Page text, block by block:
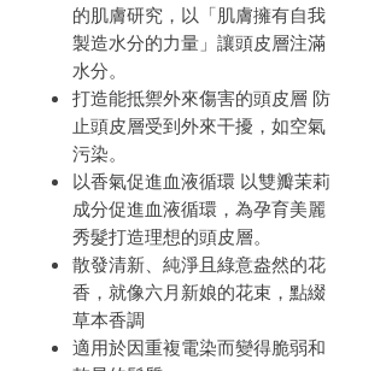
的肌膚研究，以「肌膚擁有自我
製造水分的力量」讓頭皮層注滿
水分。
打造能抵禦外來傷害的頭皮層 防
止頭皮層受到外來干擾，如空氣
污染。
以香氣促進血液循環 以雙瓣茉莉
成分促進血液循環，為孕育美麗
秀髮打造理想的頭皮層。
散發清新、純淨且綠意盎然的花
香，就像六月新娘的花束，點綴
草本香調
適用於因重複電染而變得脆弱和